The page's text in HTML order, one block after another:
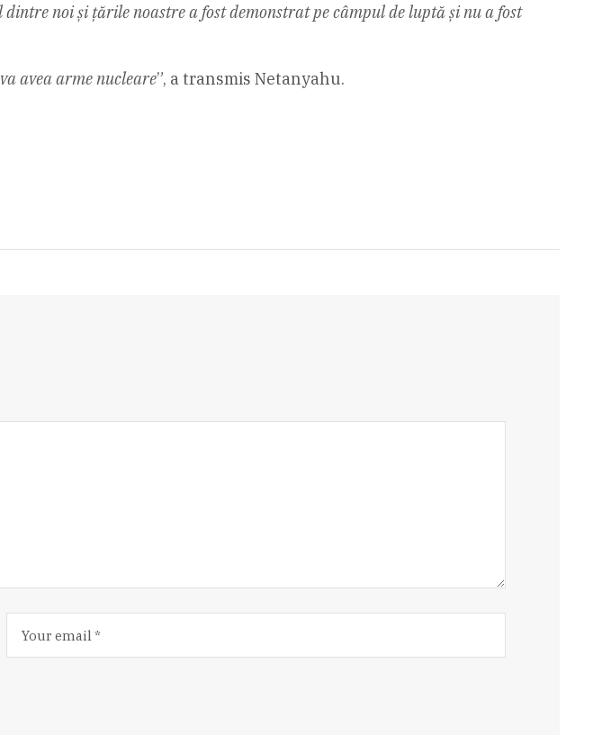
noi și țările noastre a fost demonstrat pe câmpul de luptă și nu a fost
avea arme nucleare”, a transmis Netanyahu.